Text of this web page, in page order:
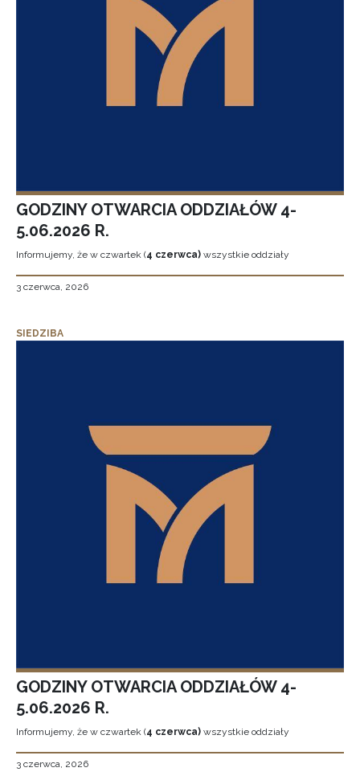
GODZINY OTWARCIA ODDZIAŁÓW 4-
5.06.2026 R.
Informujemy, że w czwartek (4 czerwca) wszystkie oddziały
3 czerwca, 2026
SIEDZIBA
GODZINY OTWARCIA ODDZIAŁÓW 4-
5.06.2026 R.
Informujemy, że w czwartek (4 czerwca) wszystkie oddziały
3 czerwca, 2026